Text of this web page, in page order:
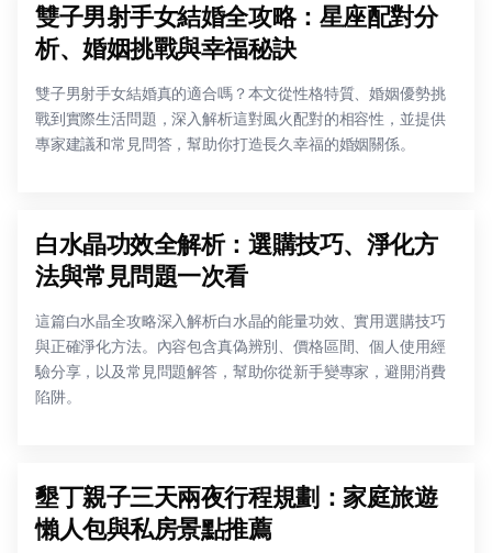
雙子男射手女結婚全攻略：星座配對分
析、婚姻挑戰與幸福秘訣
雙子男射手女結婚真的適合嗎？本文從性格特質、婚姻優勢挑
戰到實際生活問題，深入解析這對風火配對的相容性，並提供
專家建議和常見問答，幫助你打造長久幸福的婚姻關係。
白水晶功效全解析：選購技巧、淨化方
法與常見問題一次看
這篇白水晶全攻略深入解析白水晶的能量功效、實用選購技巧
與正確淨化方法。內容包含真偽辨別、價格區間、個人使用經
驗分享，以及常見問題解答，幫助你從新手變專家，避開消費
陷阱。
墾丁親子三天兩夜行程規劃：家庭旅遊
懶人包與私房景點推薦